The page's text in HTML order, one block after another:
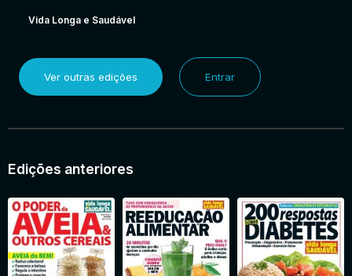
Vida Longa e Saudável
Ver outras edições Entrar
Edições anteriores